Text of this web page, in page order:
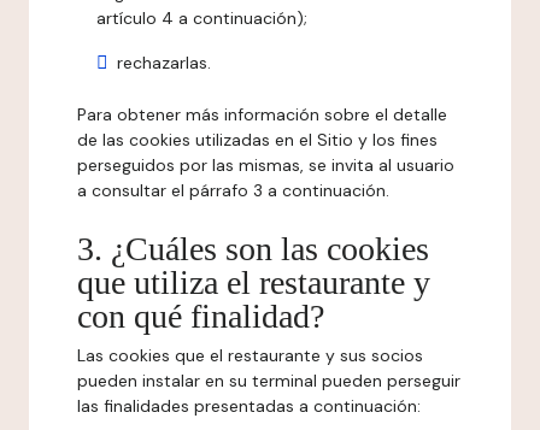
artículo 4 a continuación);
rechazarlas.
Para obtener más información sobre el detalle
de las cookies utilizadas en el Sitio y los fines
perseguidos por las mismas, se invita al usuario
a consultar el párrafo 3 a continuación.
3. ¿Cuáles son las cookies
que utiliza el restaurante y
con qué finalidad?
Las cookies que el restaurante y sus socios
pueden instalar en su terminal pueden perseguir
las finalidades presentadas a continuación: